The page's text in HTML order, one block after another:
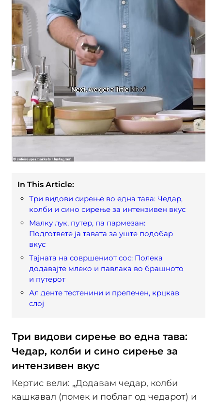
In This Article:
Три видови сирење во една тава: Чедар,
колби и сино сирење за интензивен вкус
Малку лук, путер, па пармезан:
Подгответе ја тавата за уште подобар
вкус
Тајната на совршениот сос: Полека
додавајте млеко и павлака во брашното
и путерот
Ал денте тестенини и препечен, крцкав
слој
Три видови сирење во една тава:
Чедар, колби и сино сирење за
интензивен вкус
Кертис вели: „Додавам чедар, колби
кашкавал (помек и поблаг од чедарот) и